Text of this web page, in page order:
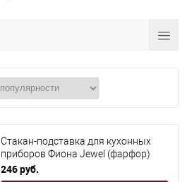
Стакан-подставка для кухонных
приборов Фиона Jewel (фарфор)
12шт/уп
246 руб.